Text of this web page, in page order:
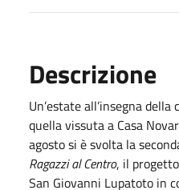
Descrizione
Un’estate all’insegna
quella vissuta a Casa
agosto si è svolta la
Ragazzi al Centro, il
San Giovanni Lupatoto in